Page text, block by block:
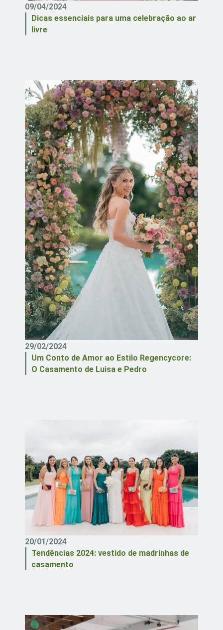
09/04/2024
Dicas essenciais para uma celebração ao ar
livre
29/02/2024
Um Conto de Amor ao Estilo Regencycore:
O Casamento de Luisa e Pedro
20/01/2024
Tendências 2024: vestido de madrinhas de
casamento